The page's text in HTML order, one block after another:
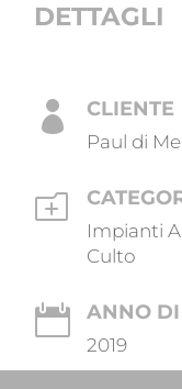
DETTAGLI
 CLIENTE
Paul di
o
Impianti
Culto
 ANNO
2019